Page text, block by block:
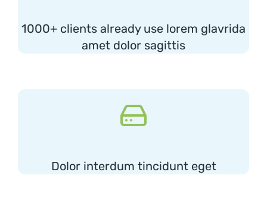
1000+ clients already use lorem glavrida
amet dolor sagittis
Dolor interdum tincidunt eget